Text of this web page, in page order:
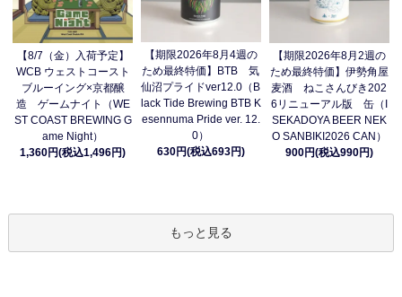
【8/7（金）入荷予定】
WCB ウェストコースト
ブルーイング×京都醸
造 ゲームナイト（WE
ST COAST BREWING G
ame Night）
1,360円(税込1,496円)
【期限2026年8月4週の
ため最終特価】BTB 気
仙沼プライドver12.0（B
lack Tide Brewing BTB K
esennuma Pride ver. 12.
0）
630円(税込693円)
【期限2026年8月2週の
ため最終特価】伊勢角屋
麦酒 ねこさんびき202
6リニューアル版 缶（I
SEKADOYA BEER NEK
O SANBIKI2026 CAN）
900円(税込990円)
もっと見る